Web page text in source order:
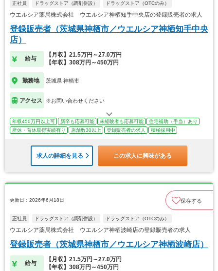
正社員 ドラッグストア（調剤併設） ドラッグストア（OTCのみ）
ウエルシア薬局株式会社 ウエルシア神栖知手中央店の登録販売者の求人
登録販売者（茨城県神栖市／ウエルシア神栖知手中央
店）
給与
【月収】21.5万円～27.0万円
【年収】308万円～450万円
勤務地 茨城県 神栖市
アクセス ※お問い合わせください
年収450万円以上可 新卒も応募可能 未経験者も応募可能
住宅補助（手当）あり
産休・育休取得実績有り
店舗数30以上 登録販売者の求人 積極採用中
求人の詳細を見る この求人に興味がある
更新日：2026年6月18日 保存する
正社員 ドラッグストア（調剤併設） ドラッグストア（OTCのみ）
ウエルシア薬局株式会社 ウエルシア神栖波崎店の登録販売者の求人
登録販売者（茨城県神栖市／ウエルシア神栖波崎店）
給与
【月収】21.5万円～27.0万円
【年収】308万円～450万円